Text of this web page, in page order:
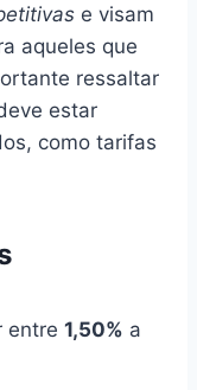
e visam
aqueles que
ressaltar
estar
como tarifas
entre 1,50% a